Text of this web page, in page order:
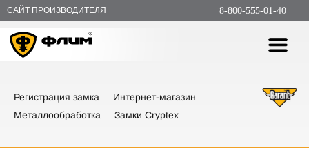
САЙТ ПРОИЗВОДИТЕЛЯ 8-800-555-01-40
Регистрация замка
Интернет-магазин
Металлообработка
Замки Cryptex